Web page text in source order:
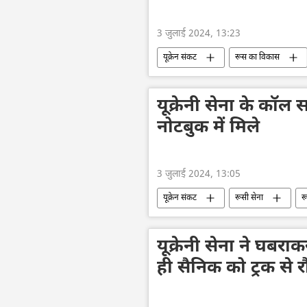
3 जुलाई 2024, 13:23
यूक्रेन संकट रूस का विकास
यूक्रेन का जवाबी हमला
यूक्रेन की
वोलोडिमिर ज़ेलेंस्की
विशेष सैन्य
यूक्रेनी सेना के कॉल
नोटबुक में मिले
3 जुलाई 2024, 13:05
यूक्रेन संकट रूसी सेना
यूक्रेन का जवाबी हमला
यूक्रेन की
सैनिक सहायता
यूक्रेनी सेना ने
ही सैनिक को ट्रक से